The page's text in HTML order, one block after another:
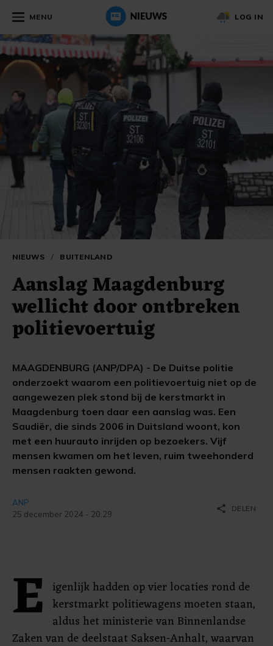
MENU LOG IN
NIEUWS / BUITENLAND
Aanslag Maagdenburg
wellicht door ontbreken
politievoertuig
MAAGDENBURG (ANP/DPA) - De Duitse politie
onderzoekt waarom een politievoertuig niet op de
aangewezen plek stond bij de kerstmarkt in
Maagdenburg toen daar een aanslag was. Een
Saudiër, die sinds 2006 in Duitsland woont, kon
met een huurauto inrijden op bezoekers. Vijf
mensen kwamen om het leven, ruim tweehonderd
mensen raakten gewond.
ANP
25 december 2024 - 20:29
share DELEN
E igenlijk hadden op vier locaties rond de
kerstmarkt politiewagens moeten staan,
aldus het ministerie van Binnenlandse
Zaken van de deelstaat Saksen-Anhalt, waarvan